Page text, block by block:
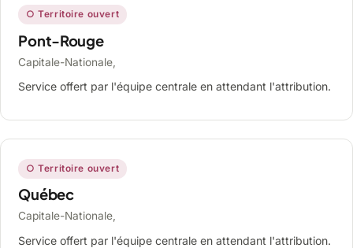
○ Territoire ouvert
Pont-Rouge
Capitale-Nationale,
Service offert par l'équipe centrale en attendant l'attribution.
○ Territoire ouvert
Québec
Capitale-Nationale,
Service offert par l'équipe centrale en attendant l'attribution.